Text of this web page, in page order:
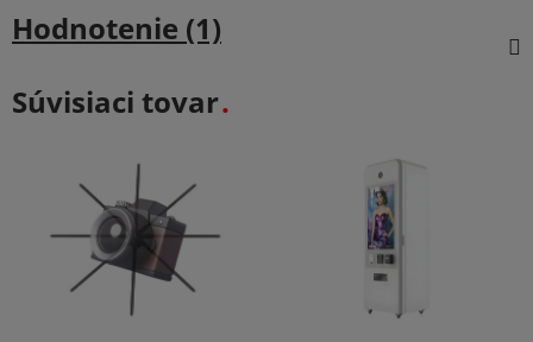
Hodnotenie (1)
Súvisiaci tovar